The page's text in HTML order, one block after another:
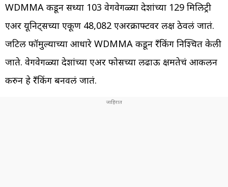
WDMMA कडून सध्या 103 वेगवेगळ्या देशांच्या 129 मिलिट्री
एअर यूनिट्सच्या एकूण 48,082 एअरक्राफ्टवर लक्ष ठेवलं जातं.
जटिल फॉर्मुल्याच्या आधारे WDMMA कडून रँकिंग निश्चित केली
जाते. वेगवेगळ्या देशांच्या एअर फोर्सच्या लढाऊ क्षमतेचं आकलन
करुन हे रँकिंग बनवलं जातं.